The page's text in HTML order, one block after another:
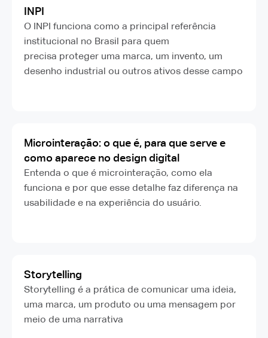
INPI
O INPI funciona como a principal referência
institucional no Brasil para quem
precisa proteger uma marca, um invento, um
desenho industrial ou outros ativos desse campo
Microinteração: o que é, para que serve e
como aparece no design digital
Entenda o que é microinteração, como ela
funciona e por que esse detalhe faz diferença na
usabilidade e na experiência do usuário.
Storytelling
Storytelling é a prática de comunicar uma ideia,
uma marca, um produto ou uma mensagem por
meio de uma narrativa